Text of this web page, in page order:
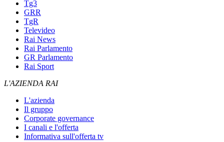
Tg3
GRR
TgR
Televideo
Rai News
Rai Parlamento
GR Parlamento
Rai Sport
L'AZIENDA RAI
L'azienda
Il gruppo
Corporate governance
I canali e l'offerta
Informativa sull'offerta tv